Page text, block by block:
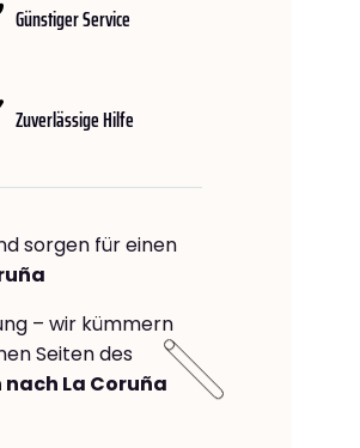
Günstiger Service
Zuverlässige Hilfe
sorgen für einen
– wir kümmern
Seiten des
La Coruña